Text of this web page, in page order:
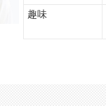
趣味